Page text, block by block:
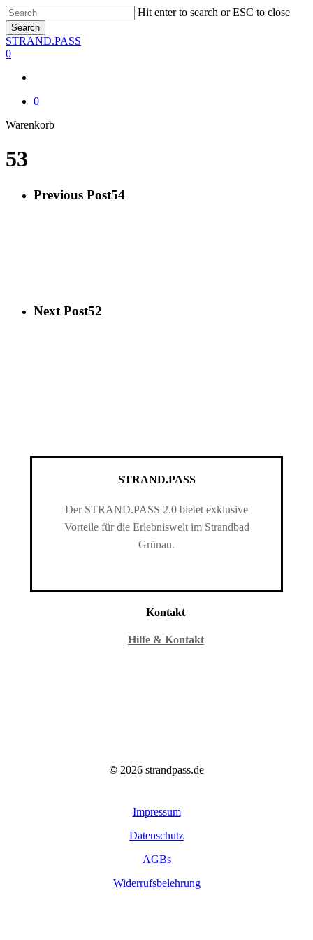
Skip
to
main
content
Hit enter to search or ESC to close
Search
Close
Search
STRAND.PASS
0
0
WarenkorbClose
53
Previous Post54
Next Post52
STRAND.PASS
Der STRAND.PASS 2.0 bietet exklusive
Vorteile für die Erlebniswelt im Strandbad
Grünau.
Kontakt
Hilfe & Kontakt
© 2026 strandpass.de
Impressum
Datenschutz
AGBs
Widerrufsbelehrung